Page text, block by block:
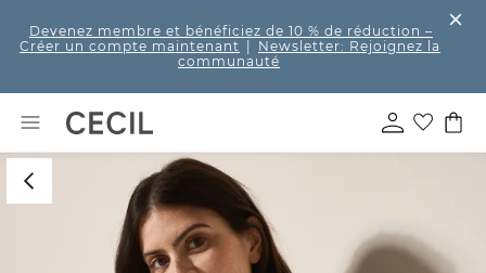
Devenez membre et bénéficiez de 10 % de réduction –
Créer un compte maintenant
Newsletter: Rejoignez la
communauté